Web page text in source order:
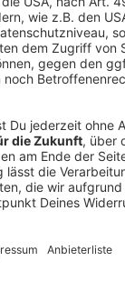
AfD-
der dritte